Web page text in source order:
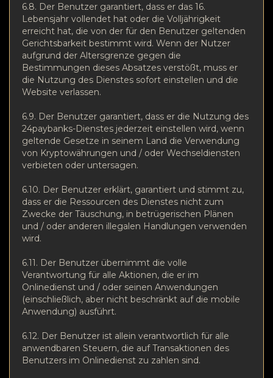
6.8. Der Benutzer garantiert, dass er das 16.
Lebensjahr vollendet hat oder die Volljährigkeit
erreicht hat, die von der für den Benutzer geltenden
Gerichtsbarkeit bestimmt wird. Wenn der Nutzer
aufgrund der Altersgrenze gegen die
Bestimmungen dieses Absatzes verstößt, muss er
die Nutzung des Dienstes sofort einstellen und die
Website verlassen.
6.9. Der Benutzer garantiert, dass er die Nutzung des
24paybanks-Dienstes jederzeit einstellen wird, wenn
geltende Gesetze in seinem Land die Verwendung
von Kryptowährungen und / oder Wechseldiensten
verbieten oder untersagen.
6.10. Der Benutzer erklärt, garantiert und stimmt zu,
dass er die Ressourcen des Dienstes nicht zum
Zwecke der Täuschung, in betrügerischen Plänen
und / oder anderen illegalen Handlungen verwenden
wird.
6.11. Der Benutzer übernimmt die volle
Verantwortung für alle Aktionen, die er im
Onlinedienst und / oder seinen Anwendungen
(einschließlich, aber nicht beschränkt auf die mobile
Anwendung) ausführt.
6.12. Der Benutzer ist allein verantwortlich für alle
anwendbaren Steuern, die auf Transaktionen des
Benutzers im Onlinedienst zu zahlen sind.